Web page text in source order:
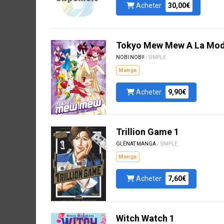
Acheter 30,00€
Tokyo Mew Mew A La
NOBI NOBI! / SIMPLE
Manga
Acheter 9,90€
Trillion Game 1
GLÉNAT MANGA / SIMPLE
Manga
Acheter 7,60€
Witch Watch 1